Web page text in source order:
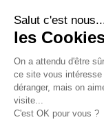
AEF info
Novethic
PRODURABLE
Inclusiv Day
Salut c'est
les
On a attendu d'être
ce site vous
déranger, mais on
visite...
C'est OK pour vous ?